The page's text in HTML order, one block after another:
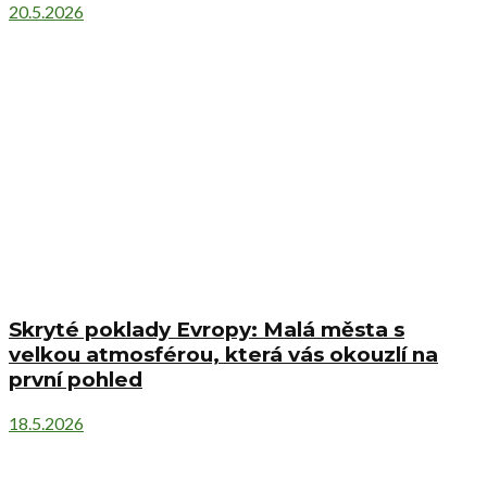
20.5.2026
Skryté poklady Evropy: Malá města s
velkou atmosférou, která vás okouzlí na
první pohled
18.5.2026